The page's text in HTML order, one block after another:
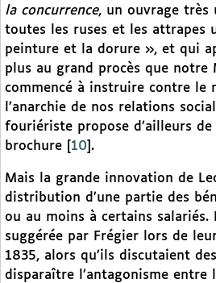
la concurrence, un ouvrage
toutes les ruses et les attrapes
peinture et la dorure », et qui
plus au grand procès que notre
commencé à instruire contre le
l’anarchie de nos relations
fouriériste propose d’ailleurs
brochure
10 .
Mais la grande innovation de
distribution d’une partie des
ou au moins à certains salariés.
suggérée par Frégier lors de
1835, alors qu’ils discutaient
disparaître l’antagonisme entre